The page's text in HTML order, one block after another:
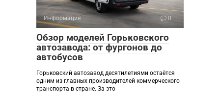
Информация 0
Обзор моделей Горьковского
автозавода: от фургонов до
автобусов
Горьковский автозавод десятилетиями остаётся
одним из главных производителей коммерческого
транспорта в стране. За это